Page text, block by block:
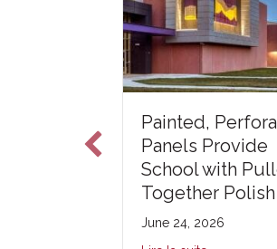
Painted,
Panels Provide
School with
Together Polish
June 24, 2026